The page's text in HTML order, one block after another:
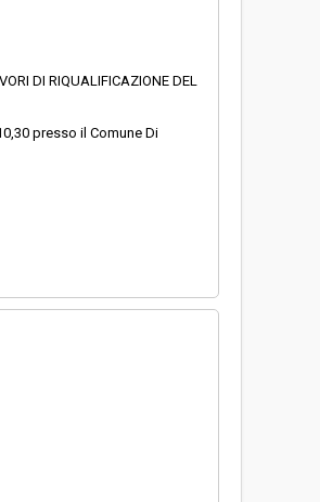
DI RIQUALIFICAZIONE DEL
presso il Comune Di